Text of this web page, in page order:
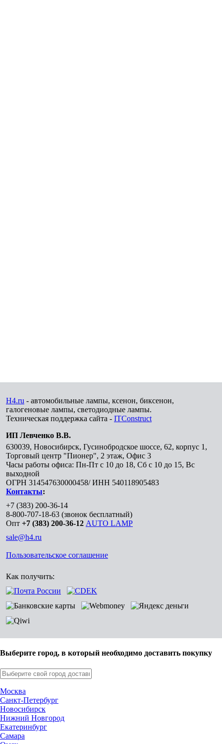
H4.ru - автомобильные лампы, ксенон, биксенон,
галогеновые лампы, светодиодные лампы.
Техническая поддержка сайта - ITConstruct
ИП Левченко В.В.
630039, Новосибирск, Гусинобродское шоссе, 62, корпус 1,
Торговый центр "Пионер", 2 этаж, Офис 3
Часы работы офиса: Пн-Пт с 10 до 18, Сб с 10 до 15, Вс
выходной
ОГРН 314547630000458/ ИНН 540118905483
Контакты:
+7 (383) 200-36-14
8-800-707-18-63 (звонок бесплатный)
Опт +7 (383) 200-36-12 AUTO LAMP
sale@h4.ru
Пользовательское соглашение
Как получить:
Выберите город, в который необходимо доставить покупку
Москва
Санкт-Петербург
Новосибирск
Нижний Новгород
Екатеринбург
Самара